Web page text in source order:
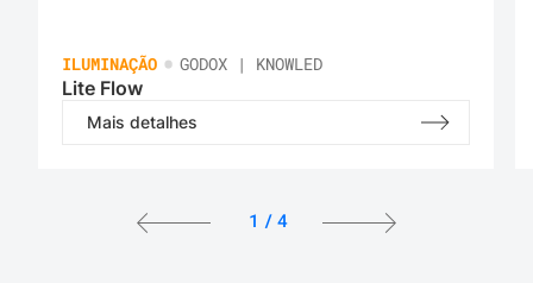
ILUMINAÇÃO •GODOX | KNOWLED
Lite Flow
Mais detalhes
1 / 4